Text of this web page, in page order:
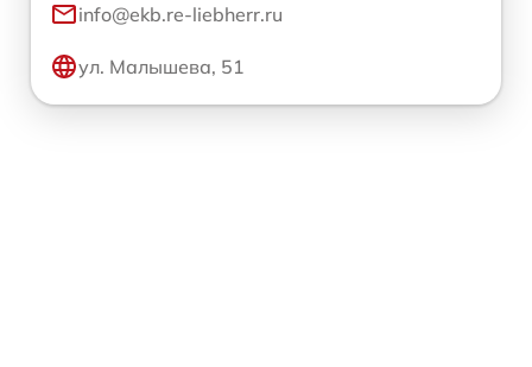
info@ekb.re-liebherr.ru
ул. Малышева, 51